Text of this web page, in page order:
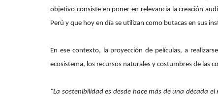
objetivo consiste en poner en relevancia la creación
Perú y que hoy en día se utilizan como butacas en sus
En ese contexto, la proyección de películas, a
ecosistema, los recursos naturales y costumbres de las
“La sostenibilidad es desde hace más de una década